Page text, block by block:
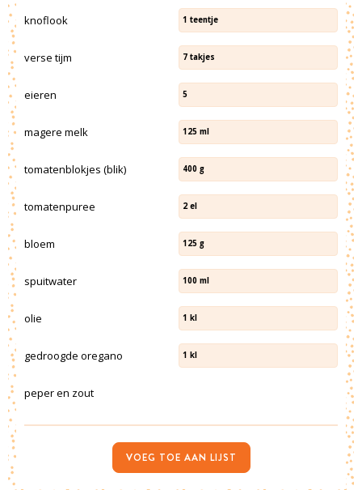
knoflook 1 teentje
verse tijm 7 takjes
eieren 5
magere melk 125 ml
tomatenblokjes (blik) 400 g
tomatenpuree 2 el
bloem 125 g
spuitwater 100 ml
olie 1 kl
gedroogde oregano 1 kl
peper en zout
VOEG TOE AAN LIJST